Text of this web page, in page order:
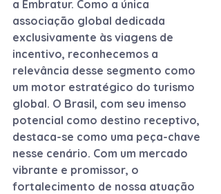
a Embratur. Como a única
associação global dedicada
exclusivamente às viagens de
incentivo, reconhecemos a
relevância desse segmento como
um motor estratégico do turismo
global. O Brasil, com seu imenso
potencial como destino receptivo,
destaca-se como uma peça-chave
nesse cenário. Com um mercado
vibrante e promissor, o
fortalecimento de nossa atuação